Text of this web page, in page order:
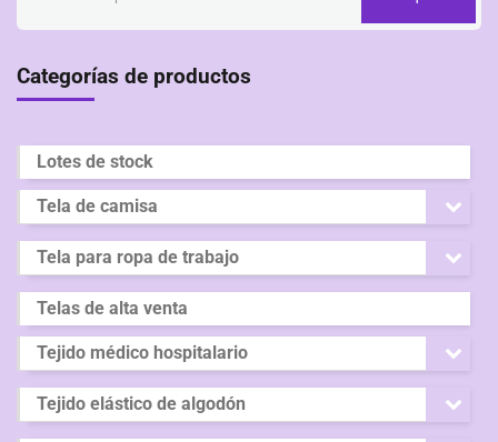
Categorías de productos
Lotes de stock
Tela de camisa
Tela para ropa de trabajo
Telas de alta venta
Tejido médico hospitalario
Tejido elástico de algodón